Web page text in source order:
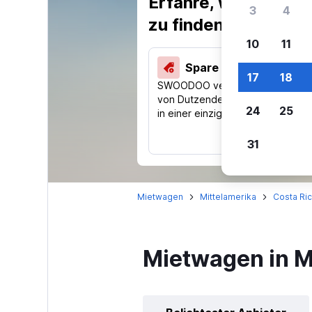
zu finden.
Spare 40 % und mehr
SWOODOO vergleicht Preise
von Dutzenden Reise-Websites
in einer einzigen Suche.
Mietwagen Mittelamerika Costa
Mietwagen in
3 4
10 11
17 18
24 25
31